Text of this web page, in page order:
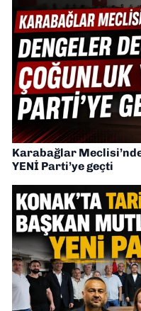
Karabağlar
YENİ Parti’ye geçti